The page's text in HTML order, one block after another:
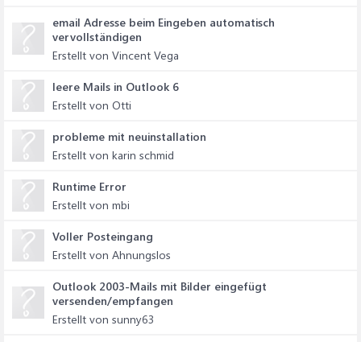
email Adresse beim Eingeben automatisch
vervollständigen
Erstellt von Vincent Vega
leere Mails in Outlook 6
Erstellt von Otti
probleme mit neuinstallation
Erstellt von karin schmid
Runtime Error
Erstellt von mbi
Voller Posteingang
Erstellt von Ahnungslos
Outlook 2003-Mails mit Bilder eingefügt
versenden/empfangen
Erstellt von sunny63